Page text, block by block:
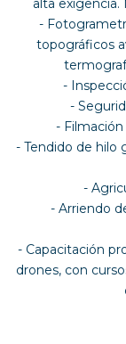
alta exigencia.
-
topográficos
-
-
-
- Tendido de hilo
-
- Arriendo
- Capacitación
drones, con